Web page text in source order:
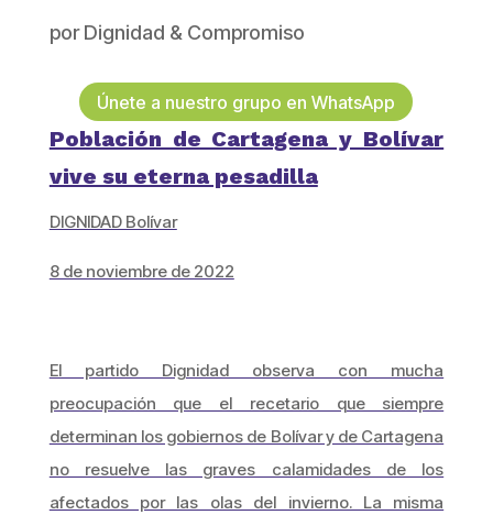
porDignidad & Compromiso
Únete a nuestro grupo en WhatsApp
Población de Cartagena y Bolívar
vive su eterna pesadilla
DIGNIDAD Bolívar
8 de noviembre de 2022
El partido Dignidad observa con mucha
preocupación que el recetario que siempre
determinan los gobiernos de Bolívar y de Cartagena
no resuelve las graves calamidades de los
afectados por las olas del invierno. La misma